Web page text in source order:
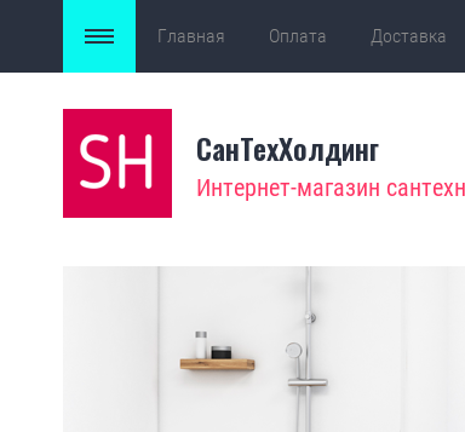
Главная Оплата Доставка
СанТехХолдинг
Интернет-магазин